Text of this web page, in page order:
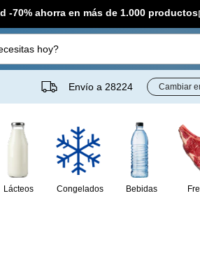
-70% ahorra en más de 1.000 productos
hoy?
Envío a 28224 Cambiar
Lácteos Congelados Bebidas